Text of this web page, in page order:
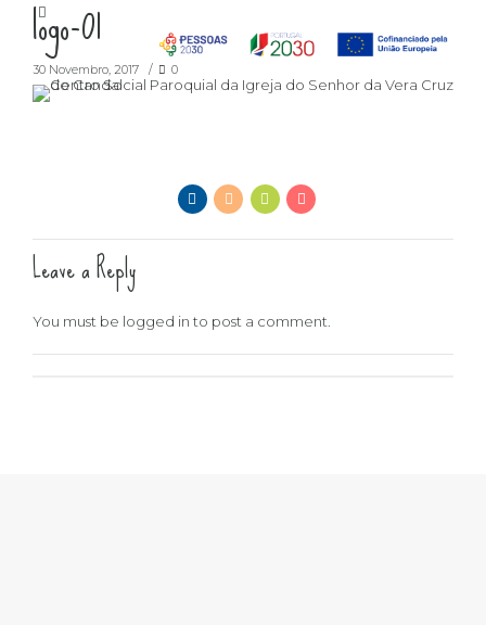
logo-01
30 Novembro, 2017 0
Leave a Reply
You must be logged in to post a comment.